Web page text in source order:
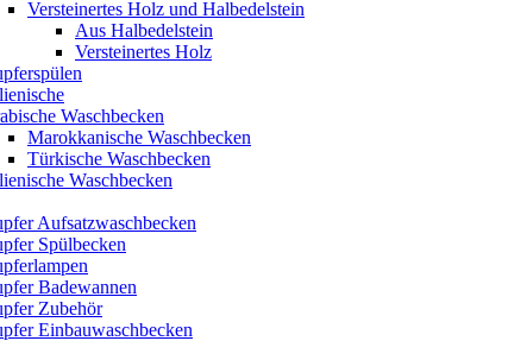
Versteinertes Holz und Halbedelstein
Aus Halbedelstein
Versteinertes Holz
Waschbecken
Marokkanische Waschbecken
Türkische Waschbecken
Waschbecken
Aufsatzwaschbecken
Spülbecken
Badewannen
Zubehör
Einbauwaschbecken